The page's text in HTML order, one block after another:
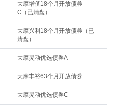
大摩增值18个月开放债券
C（已清盘）
大摩兴利18个月开放债券（已
清盘）
大摩灵动优选债券A
大摩丰裕63个月开放债券
大摩灵动优选债券C